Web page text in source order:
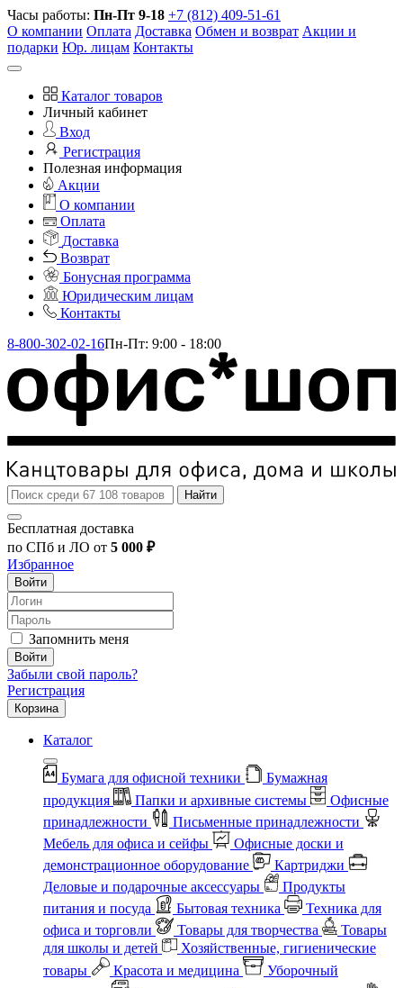
Часы работы: Пн-Пт 9-18 +7 (812) 409-51-61
О компании Оплата Доставка Обмен и возврат Акции и
подарки Юр. лицам Контакты
Каталог товаров
Личный кабинет
Вход
Регистрация
Полезная информация
Акции
О компании
Оплата
Доставка
Возврат
Бонусная программа
Юридическим лицам
Контакты
8-800-302-02-16Пн-Пт: 9:00 - 18:00
Найти
Бесплатная доставка
по СПб и ЛО от 5 000 ₽
Избранное
Войти
Запомнить меня
Войти
Забыли свой пароль?
Регистрация
Корзина
Каталог
Бумага для офисной техники
Бумажная
продукция
Папки и архивные системы
Офисные
принадлежности
Письменные принадлежности
Мебель для офиса и сейфы
Офисные доски и
демонстрационное оборудование
Картриджи
Деловые и подарочные аксессуары
Продукты
питания и посуда
Бытовая техника
Техника для
офиса и торговли
Товары для творчества
Товары
для школы и детей
Хозяйственные, гигиенические
товары
Красота и медицина
Уборочный